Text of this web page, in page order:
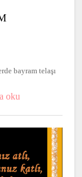
bayram telaşı
oku